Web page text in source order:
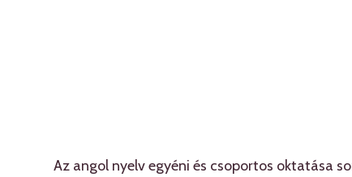
Az angol nyelv egyéni és csoportos oktatása